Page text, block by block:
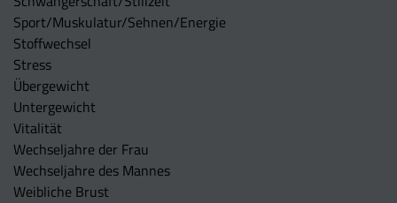
Sport/Muskulatur/Sehnen/Energie
Stoffwechsel
Stress
Übergewicht
Untergewicht
Vitalität
Wechseljahre der Frau
Wechseljahre des Mannes
Weibliche Brust